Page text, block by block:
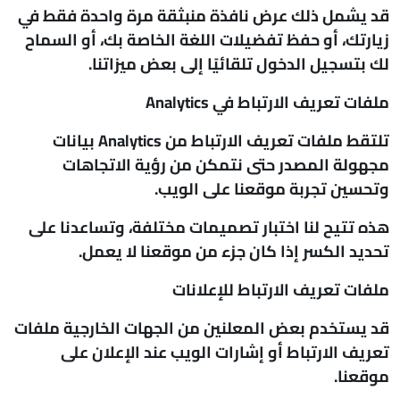
قد يشمل ذلك عرض نافذة منبثقة مرة واحدة فقط في
زيارتك، أو حفظ تفضيلات اللغة الخاصة بك، أو السماح
لك بتسجيل الدخول تلقائيًا إلى بعض ميزاتنا.
ملفات تعريف الارتباط في
تلتقط ملفات تعريف الارتباط من Analytics بيانات
مجهولة المصدر حتى نتمكن من رؤية الاتجاهات
وتحسين تجربة موقعنا على الويب.
هذه تتيح لنا اختبار تصميمات مختلفة، وتساعدنا على
تحديد الكسر إذا كان جزء من موقعنا لا يعمل.
ملفات تعريف الارتباط للإعلانات
قد يستخدم بعض المعلنين من الجهات الخارجية ملفات
تعريف الارتباط أو إشارات الويب عند الإعلان على
موقعنا.